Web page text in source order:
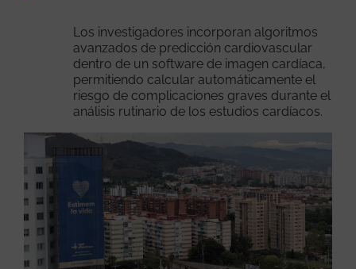
Los investigadores incorporan algoritmos
avanzados de predicción cardiovascular
dentro de un software de imagen cardíaca,
permitiendo calcular automáticamente el
riesgo de complicaciones graves durante el
análisis rutinario de los estudios cardíacos.